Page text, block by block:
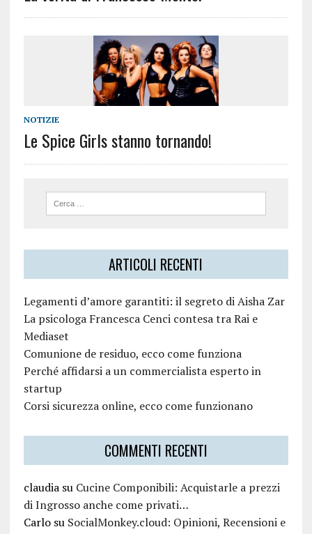
NOTIZIE
Le Spice Girls stanno tornando!
ARTICOLI RECENTI
Legamenti d’amore garantiti: il segreto di Aisha Zar
La psicologa Francesca Cenci contesa tra Rai e
Mediaset
Comunione de residuo, ecco come funziona
Perché affidarsi a un commercialista esperto in
startup
Corsi sicurezza online, ecco come funzionano
COMMENTI RECENTI
claudiasu Cucine Componibili: Acquistarle a prezzi
di Ingrosso anche come privati…
Carlosu SocialMonkey.cloud: Opinioni, Recensioni e